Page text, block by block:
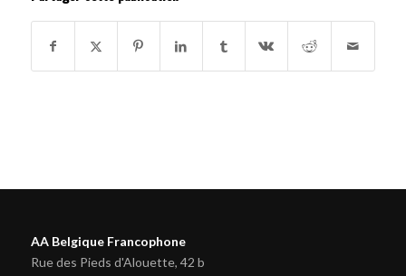
AA Belgique Francophone
Rue des Pieds d'Alouette, 42 b